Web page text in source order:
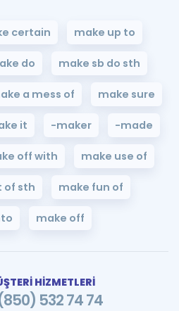
certain make up to
do make sb do sth
a mess of make sure
it -maker -made
off with make use of
of sth make fun of
make off
HİZMETLERİ
532 74 74